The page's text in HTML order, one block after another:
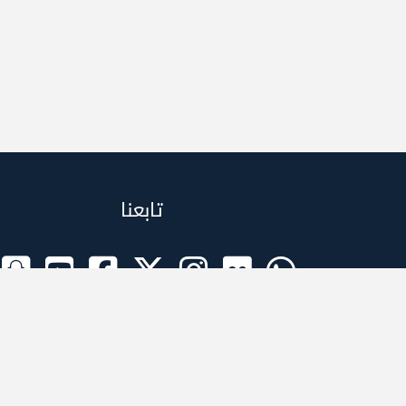
تابعنا